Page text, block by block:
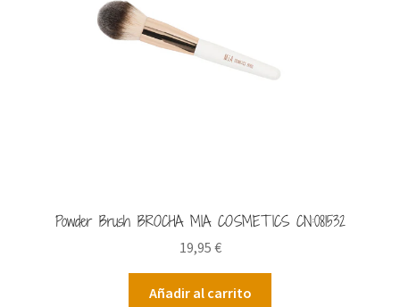
Powder Brush BROCHA MIA COSMETICS CN:081532
19,95 €
Añadir al carrito